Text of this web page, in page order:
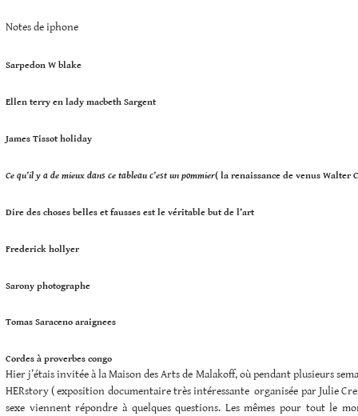
Notes de iphone
Sarpedon W blake
Ellen terry en lady macbeth Sargent
James Tissot holiday
Ce qu’il y a de mieux dans ce tableau c’est un pommier( la renaissance de venus Walter
Dire des choses belles et fausses est le véritable but de l’art
Frederick hollyer
Sarony photographe
Tomas Saraceno araignees
Cordes à proverbes congo
Hier j’étais invitée à la Maison des Arts de Malakoff, où pendant plusieurs
HERstory ( exposition documentaire très intéressante organisée par Julie
sexe viennent répondre à quelques questions. Les mêmes pour tout le